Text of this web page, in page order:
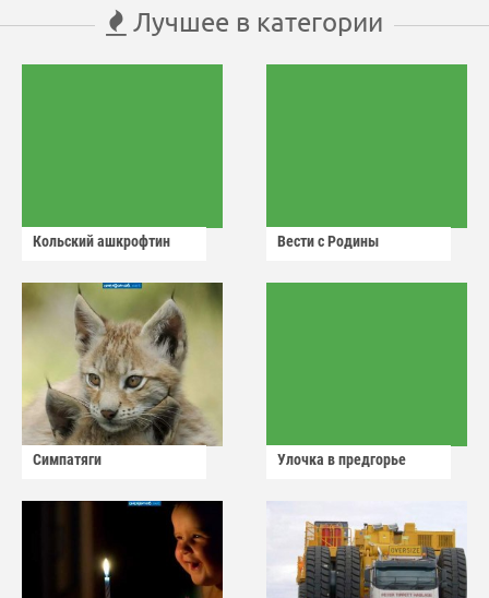
Лучшее в категории
Кольский ашкрофтин Вести с Родины
Симпатяги Улочка в предгорье